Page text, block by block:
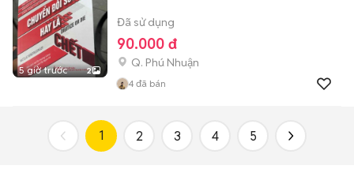
5 giờ trước 2
Đã sử dụng
90.000 đ
Q. Phú Nhuận
4 đã bán
1 2 3 4 5